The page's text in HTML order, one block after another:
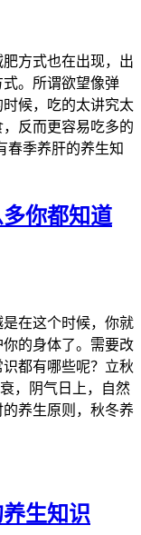
方式也在出现，出
。所谓欲望像弹
候，吃的太讲究太
反而更容易吃多的
春季养肝的养生知
你都知道
在这个时候，你就
的身体了。需要改
都有哪些呢？立秋
，阴气日上，自然
养生原则，秋冬养
生知识